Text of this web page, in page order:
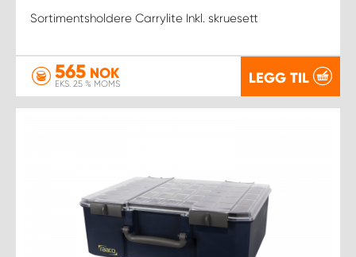
Sortimentsholdere Carrylite Inkl. skruesett
565 NOK
EKS. 25 % MOMS LEGG TIL